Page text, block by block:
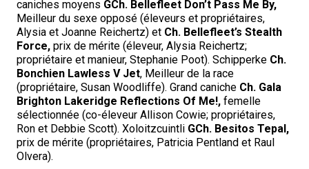
caniches moyens GCh. Bellefleet Don’t Pass Me By,
Meilleur du sexe opposé (éleveurs et propriétaires,
Alysia et Joanne Reichertz) et Ch. Bellefleet’s Stealth
Force, prix de mérite (éleveur, Alysia Reichertz;
propriétaire et manieur, Stephanie Poot). Schipperke Ch.
Bonchien Lawless V Jet, Meilleur de la race
(propriétaire, Susan Woodliffe). Grand caniche Ch. Gala
Brighton Lakeridge Reflections Of Me!, femelle
sélectionnée (co-éleveur Allison Cowie; propriétaires,
Ron et Debbie Scott). Xoloitzcuintli GCh. Besitos Tepal,
prix de mérite (propriétaires, Patricia Pentland et Raul
Olvera).